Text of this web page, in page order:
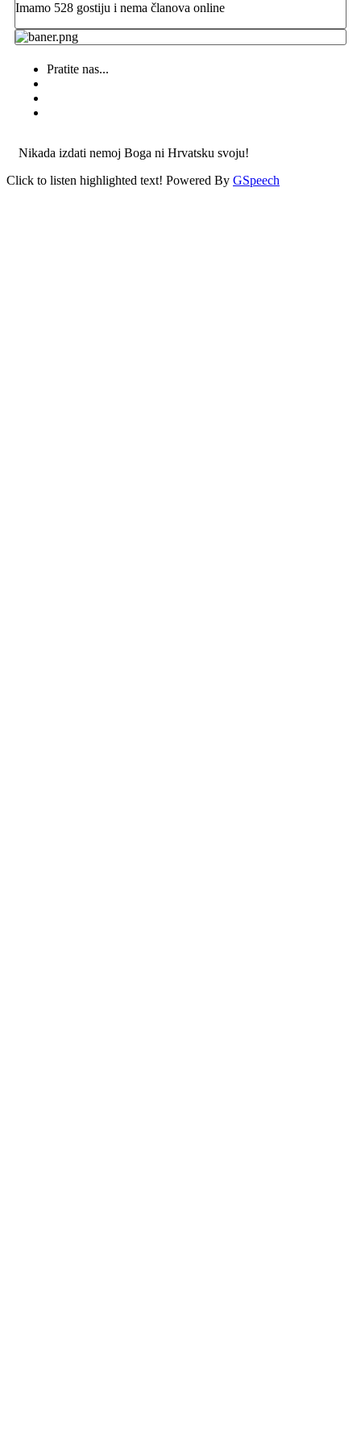
Imamo 528 gostiju i nema članova online
Pratite nas...
Nikada izdati nemoj Boga ni Hrvatsku svoju!
Click to listen highlighted text! Powered By GSpeech